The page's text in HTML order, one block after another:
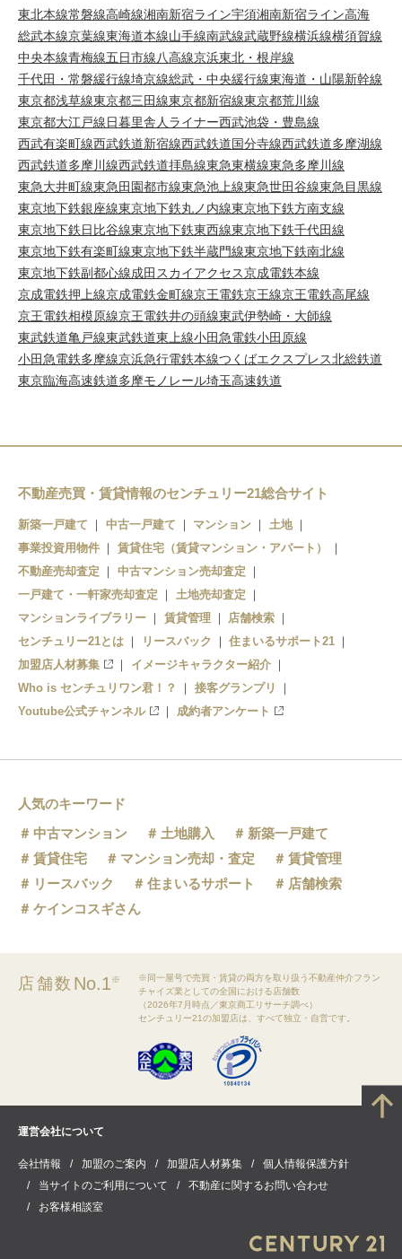
東北本線常磐線高崎線湘南新宿ライン宇須湘南新宿ライン高海
総武本線京葉線東海道本線山手線南武線武蔵野線横浜線横須賀線
中央本線青梅線五日市線八高線京浜東北・根岸線
千代田・常磐緩行線埼京線総武・中央緩行線東海道・山陽新幹線
東京都浅草線東京都三田線東京都新宿線東京都荒川線
東京都大江戸線日暮里舎人ライナー西武池袋・豊島線
西武有楽町線西武鉄道新宿線西武鉄道国分寺線西武鉄道多摩湖線
西武鉄道多摩川線西武鉄道拝島線東急東横線東急多摩川線
東急大井町線東急田園都市線東急池上線東急世田谷線東急目黒線
東京地下鉄銀座線東京地下鉄丸ノ内線東京地下鉄方南支線
東京地下鉄日比谷線東京地下鉄東西線東京地下鉄千代田線
東京地下鉄有楽町線東京地下鉄半蔵門線東京地下鉄南北線
東京地下鉄副都心線成田スカイアクセス京成電鉄本線
京成電鉄押上線京成電鉄金町線京王電鉄京王線京王電鉄高尾線
京王電鉄相模原線京王電鉄井の頭線東武伊勢崎・大師線
東武鉄道亀戸線東武鉄道東上線小田急電鉄小田原線
小田急電鉄多摩線京浜急行電鉄本線つくばエクスプレス北総鉄道
東京臨海高速鉄道多摩モノレール埼玉高速鉄道
不動産売買・賃貸情報のセンチュリー21総合サイト
新築一戸建て 中古一戸建て マンション
土地
事業投資用物件
賃貸住宅（賃貸マンション・アパート）
不動産売却査定
中古マンション売却査定
一戸建て・一軒家売却査定
土地売却査定
マンションライブラリー
賃貸管理
店舗検索
センチュリー21とは
リースバック
住まいるサポート21
加盟店人材募集
イメージキャラクター紹介
Who is センチュリワン君！？
接客グランプリ
Youtube公式チャンネル
成約者アンケート
人気のキーワード
中古マンション
土地購入
新築一戸建て
賃貸住宅
マンション売却・査定
賃貸管理
リースバック
住まいるサポート
店舗検索
ケインコスギさん
店舗数 No.1※
※同一屋号で売買・賃貸の両方を取り扱う不動産仲介フラン
チャイズ業としての全国における店舗数
（2026年7月時点／東京商工リサーチ調べ）
センチュリー21の加盟店は、すべて独立・自営です。
運営会社について
会社情報 加盟のご案内 加盟店人材募集
個人情報保護方針
当サイトのご利用について
不動産に関するお問い合わせ
お客様相談室